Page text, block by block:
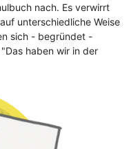
nach. Es verwirrt
unterschiedliche Weise
sich - begründet -
haben wir in der